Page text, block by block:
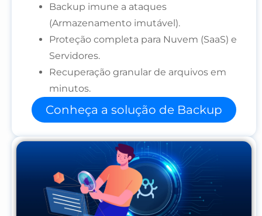
Backup imune a ataques
(Armazenamento imutável).
Proteção completa para Nuvem (SaaS) e
Servidores.
Recuperação granular de arquivos em
minutos.
Conheça a solução de Backup